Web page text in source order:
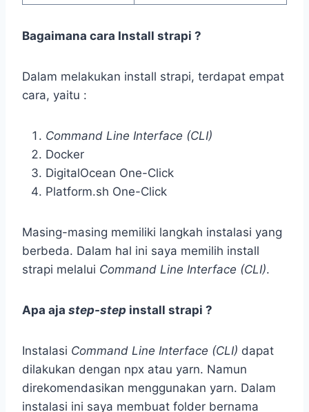
Bagaimana cara Install strapi ?
Dalam melakukan install strapi, terdapat empat
cara, yaitu :
Command Line Interface (CLI)
Docker
DigitalOcean One-Click
Platform.sh One-Click
Masing-masing memiliki langkah instalasi yang
berbeda. Dalam hal ini saya memilih install
strapi melalui Command Line Interface (CLI).
Apa aja step-step install strapi ?
Instalasi Command Line Interface (CLI) dapat
dilakukan dengan npx atau yarn. Namun
direkomendasikan menggunakan yarn. Dalam
instalasi ini saya membuat folder bernama